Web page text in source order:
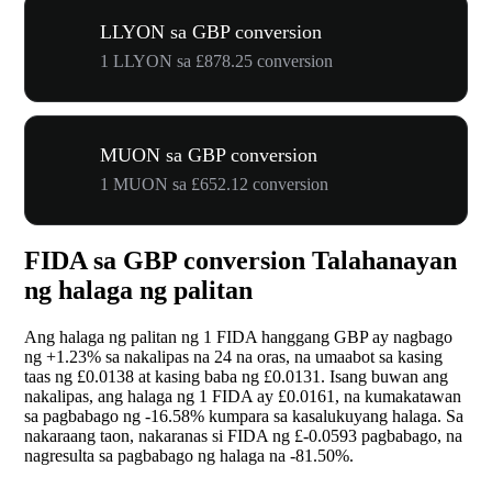
LLYON sa GBP conversion
1 LLYON sa £878.25 conversion
MUON sa GBP conversion
1 MUON sa £652.12 conversion
FIDA sa GBP conversion Talahanayan
ng halaga ng palitan
Ang halaga ng palitan ng 1 FIDA hanggang GBP ay nagbago
ng +1.23% sa nakalipas na 24 na oras, na umaabot sa kasing
taas ng £0.0138 at kasing baba ng £0.0131. Isang buwan ang
nakalipas, ang halaga ng 1 FIDA ay £0.0161, na kumakatawan
sa pagbabago ng -16.58% kumpara sa kasalukuyang halaga. Sa
nakaraang taon, nakaranas si FIDA ng £-0.0593 pagbabago, na
nagresulta sa pagbabago ng halaga na -81.50%.